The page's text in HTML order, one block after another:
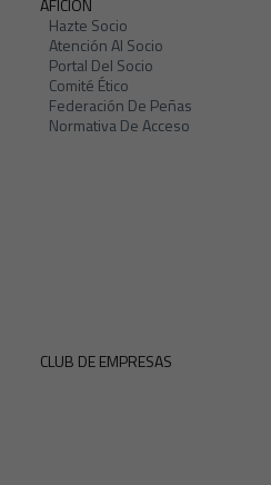
AFICIÓN
Hazte Socio
Atención Al Socio
Portal Del Socio
Comité Ético
Federación De Peñas
Normativa De Acceso
CLUB DE EMPRESAS